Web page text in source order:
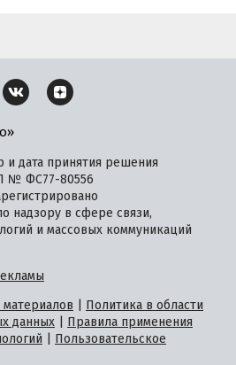
и дата принятия решения
№ ФС77-80556
надзору в сфере связи,
и массовых коммуникаций
Политика в области
данных
Правила применения
Пользовательское